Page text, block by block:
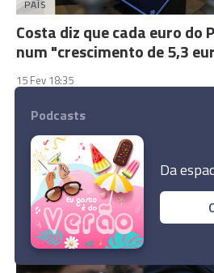
PAÍS
Costa diz que cada euro do
num "crescimento de 5,3
15 Fev 18:35
Podcasts
Da